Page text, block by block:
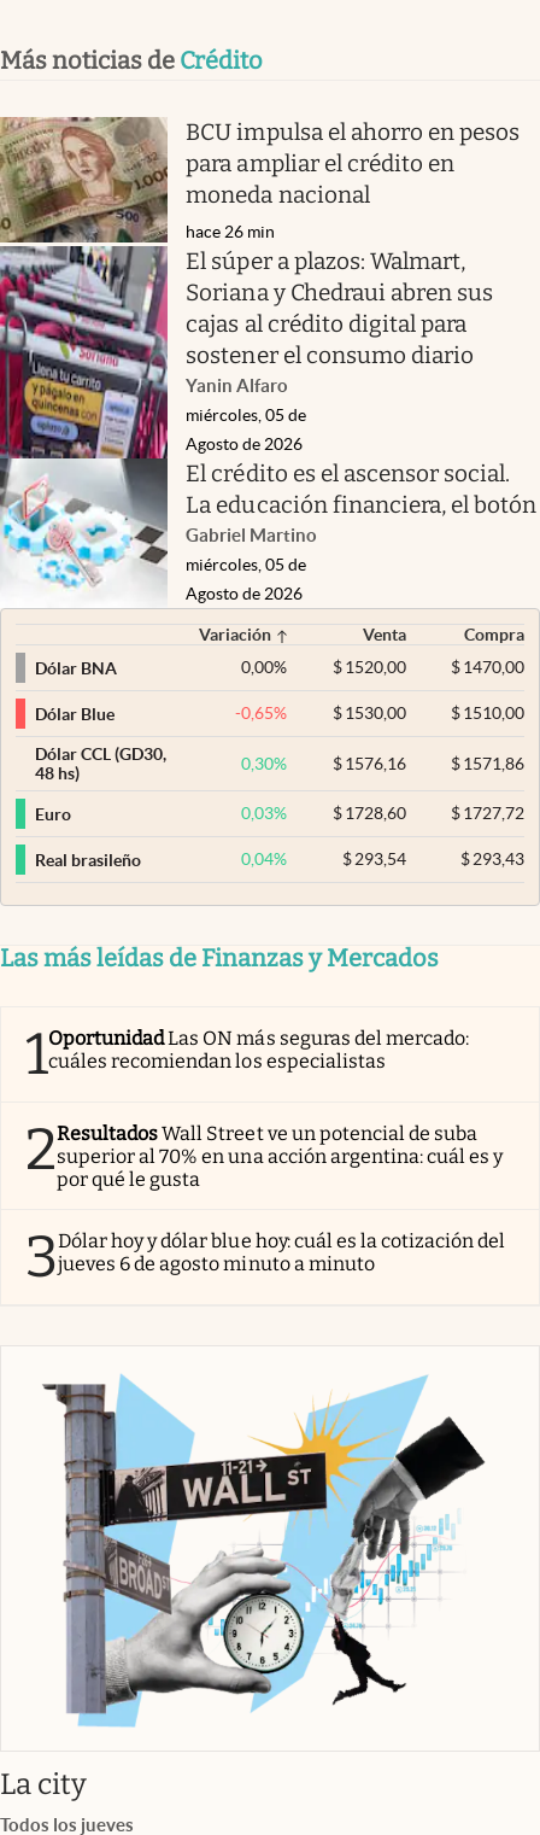
Más noticias de Crédito
BCU impulsa el ahorro en pesos
para ampliar el crédito en
moneda nacional
hace 26 min
El súper a plazos: Walmart,
Soriana y Chedraui abren sus
cajas al crédito digital para
sostener el consumo diario
Yanin Alfaro
miércoles, 05 de
Agosto de 2026
El crédito es el ascensor social.
La educación financiera, el botón
Gabriel Martino
miércoles, 05 de
Agosto de 2026
Variación Venta
Compra
Dólar BNA
0,00% $ 1520,00 $1470,00
Dólar Blue -0,65% $ 1530,00 $1510,00
Dólar CCL (GD30,
48 hs)
0,30% $ 1576,16 $1571,86
Euro 0,03% $ 1728,60 $1727,72
Real brasileño 0,04% $293,54 $293,43
Las más leídas de Finanzas y Mercados
1OportunidadLas ON más seguras del mercado:
cuáles recomiendan los especialistas
2ResultadosWall Street ve un potencial de suba
superior al 70% en una acción argentina: cuál es y
por qué le gusta
3Dólar hoy y dólar blue hoy: cuál es la cotización del
jueves 6 de agosto minuto a minuto
La cityabre en nueva pestaña
Todos los jueves